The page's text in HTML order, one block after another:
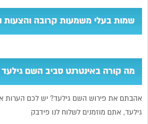
שמות בעלי משמעות קרובה והצעות
מה קורה באינטרנט סביב השם גילעד
אהבתם את פירוש השם גילעד? יש לכם הערות
גילעד, אתם מוזמנים לשלוח לנו פידבק